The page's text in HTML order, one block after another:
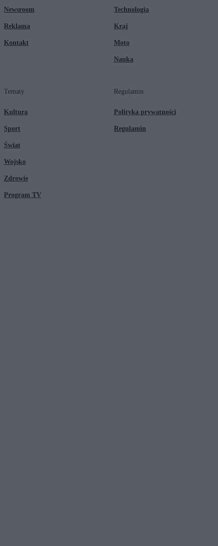
Newsroom
Reklama
Kontakt
Technologia
Kraj
Moto
Nauka
Tematy
Kultura
Sport
Świat
Wojsko
Zdrowie
Program TV
Regulamin
Polityka prywatności
Regulamin